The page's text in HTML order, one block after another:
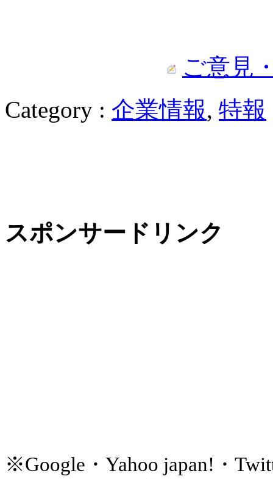
ご意見
Category : 企業情報, 特報
スポンサードリンク
※Google・Yahoo japan!・